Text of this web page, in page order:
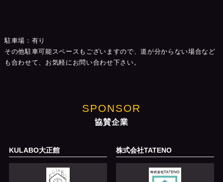
駐車場：有り
その他駐車可能スペースもございますので、道が分からない場合など
も合わせて、お気軽にお問い合わせ下さい。
SPONSOR
協賛企業
KULABO大正館 株式会社TATENO